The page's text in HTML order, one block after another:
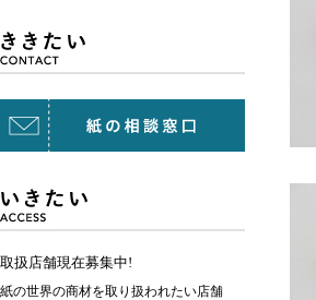
取扱店舗現在募集中!
紙の世界の商材を取り扱われたい店舗